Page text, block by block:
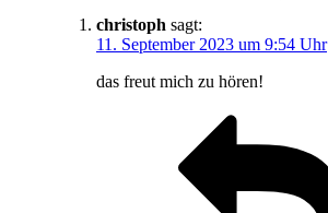
christoph sagt:
11. September 2023 um 9:54 Uhr
das freut mich zu hören!